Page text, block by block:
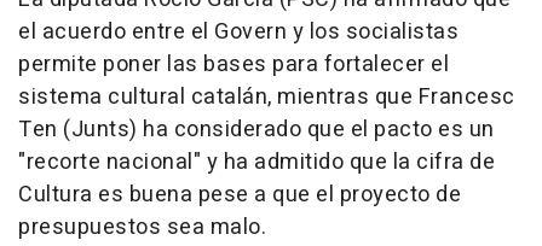
el acuerdo entre el Govern y los socialistas
permite poner las bases para fortalecer el
sistema cultural catalán, mientras que Francesc
Ten (Junts) ha considerado que el pacto es un
"recorte nacional" y ha admitido que la cifra de
Cultura es buena pese a que el proyecto de
presupuestos sea malo.